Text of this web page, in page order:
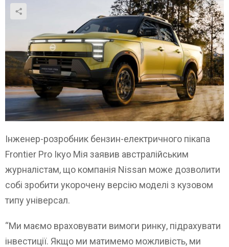
Інженер-розробник бензин-електричного пікапа
Frontier Pro Ікуо Мія заявив австралійським
журналістам, що компанія Nissan може дозволити
собі зробити укорочену версію моделі з кузовом
типу універсал.
“Ми маємо враховувати вимоги ринку, підрахувати
інвестиції. Якщо ми матимемо можливість, ми